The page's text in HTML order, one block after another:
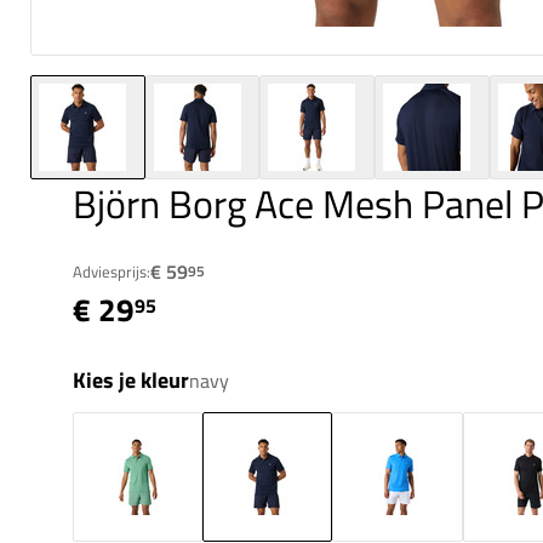
Björn Borg Ace Mesh Panel
Adviesprijs:€ 5995
€ 2995
Kies je kleurnavy